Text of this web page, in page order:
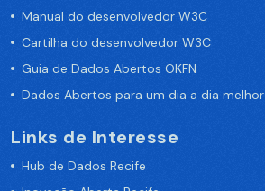
Manual do desenvolvedor W3C
Cartilha do desenvolvedor W3C
Guia de Dados Abertos OKFN
Dados Abertos para um dia a dia melhor
Links de Interesse
Hub de Dados Recife